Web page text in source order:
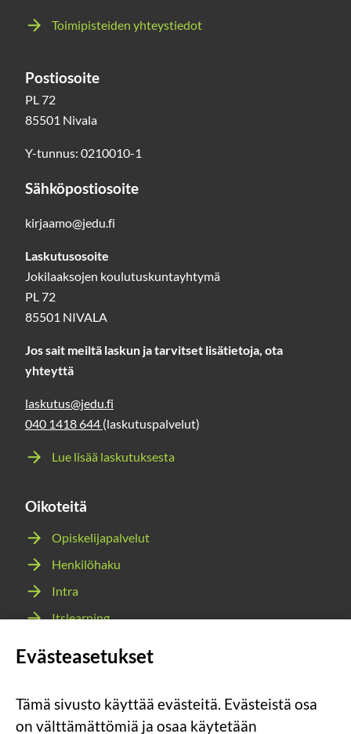
Toimipisteiden yhteystiedot
Postiosoite
PL 72
85501 Nivala
Y-tunnus: 0210010-1
Sähköpostiosoite
kirjaamo@jedu.fi
Laskutusosoite
Jokilaaksojen koulutuskuntayhtymä
PL 72
85501 NIVALA
Jos sait meiltä laskun ja tarvitset lisätietoja, ota
yhteyttä
laskutus@jedu.fi
040 1418 644 (laskutuspalvelut)
Lue lisää laskutuksesta
Oikoteitä
Opiskelijapalvelut
Henkilöhaku
Intra
Itslearning
SosiaalinenSosiaalinenSosiaalinenSosiaalinen
Evästeasetukset
Tämä sivusto käyttää evästeitä. Evästeistä osa
on välttämättömiä ja osaa käytetään